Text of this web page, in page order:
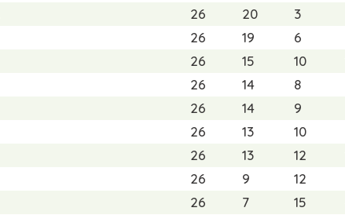
26 20 3
26 19 6
26 15 10
26 14 8
26 14 9
26 13 10
26 13 12
26 9 12
26 7 15